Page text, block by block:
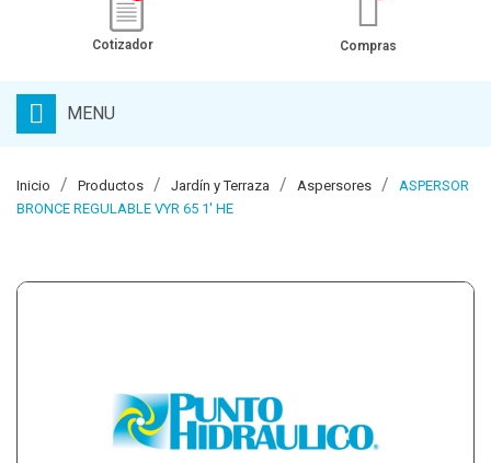
Cotizador Compras
MENU
Inicio Productos Jardín y Terraza Aspersores
ASPERSOR
BRONCE REGULABLE VYR 65 1' HE